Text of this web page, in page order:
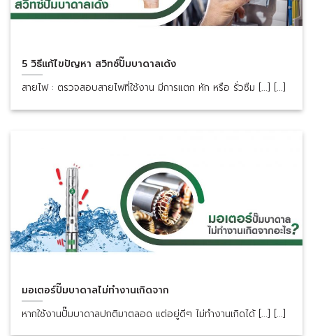
5 วิธีแก้ไขปัญหา สวิทซ์ปั๊มบาดาลเด้ง
สายไฟ : ตรวจสอบสายไฟที่ใช้งาน มีการแตก หัก หรือ รั่วซืม [...] [...]
มอเตอร์ปั๊มบาดาลไม่ทำงานเกิดจาก
หากใช้งานปั๊มบาดาลปกติมาตลอด แต่อยู่ดีๆ ไม่ทำงานเกิดได้ [...] [...]